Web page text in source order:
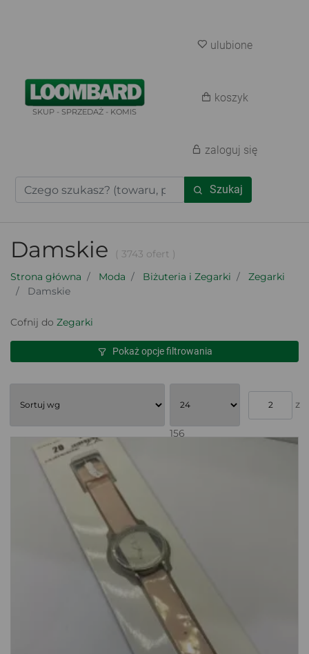
SKUP - SPRZEDAŻ - KOMIS
Szukaj
ulubione
koszyk
zaloguj się
Damskie
( 3743 ofert )
Strona główna
Moda Biżuteria i Zegarki
Zegarki
Damskie
Cofnij do Zegarki
Pokaż opcje filtrowania
z
156